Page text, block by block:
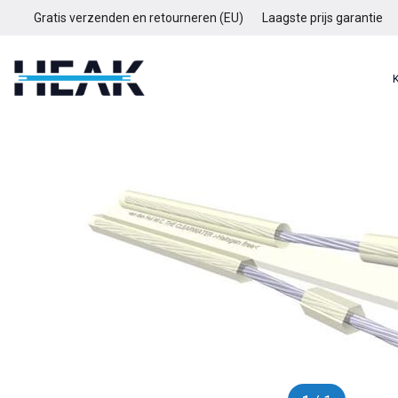
Gratis verzenden en retourneren (EU) Laagste prijs garantie